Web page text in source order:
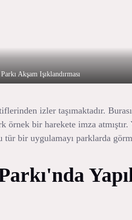
Akşam Işıklandırması
izler taşımaktadır.
örnek bir harekete imza
bir uygulamayı parklarda